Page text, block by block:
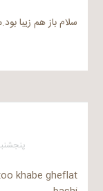
سلام باز هم زیبا
پنجشنبه ۲۹ اردیبهشت ۱۳۸۴ در ۵:۰۲
khabe gheflat